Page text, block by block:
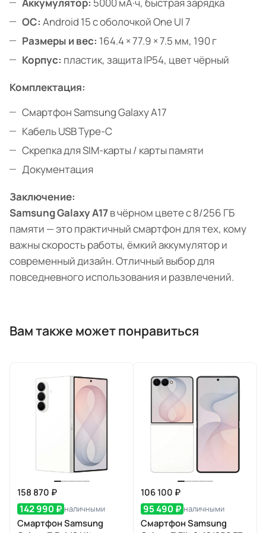
Аккумулятор: 5000 мА·ч, быстрая зарядка
ОС: Android 15 с оболочкой One UI 7
Размеры и вес: 164.4 × 77.9 × 7.5 мм, 190 г
Корпус: пластик, защита IP54, цвет чёрный
Комплектация:
Смартфон Samsung Galaxy A17
Кабель USB Type-C
Скрепка для SIM-карты / карты памяти
Документация
Заключение:
Samsung Galaxy A17в чёрном цвете с 8/256 ГБ
памяти — это практичный смартфон для тех, кому
важны скорость работы, ёмкий аккумулятор и
современный дизайн. Отличный выбор для
повседневного использования и развлечений.
Вам также может понравиться
158 870 ₽
142 990 ₽ наличными
Смартфон Samsung
106 100 ₽
95 490 ₽ наличными
Смартфон Samsung